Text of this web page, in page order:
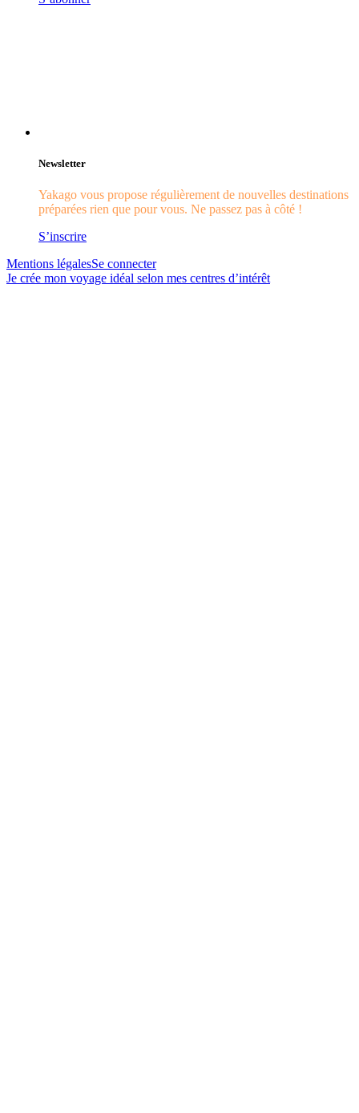
Newsletter
Yakago vous propose régulièrement de nouvelles destinations
préparées rien que pour vous. Ne passez pas à côté !
S’inscrire
Mentions légalesSe connecter
Je crée mon voyage idéal selon mes centres d’intérêt